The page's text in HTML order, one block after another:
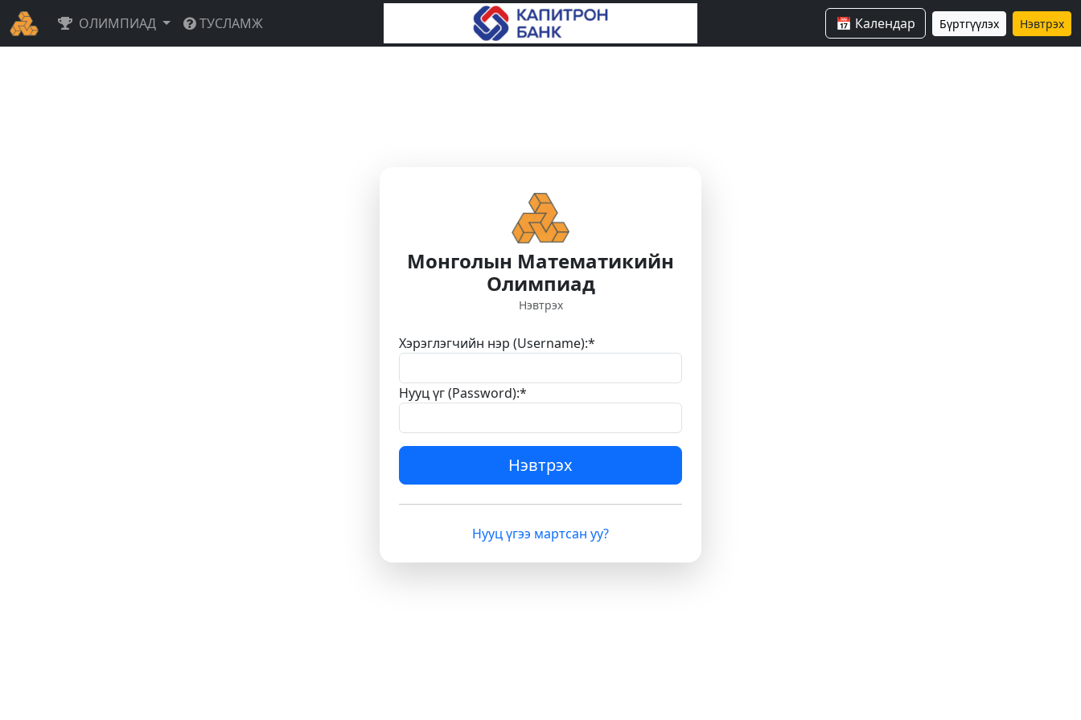
ОЛИМПИАД ТУСЛАМЖ 📅 Календар Бүртгүүлэх Нэвтрэх
Монголын Математикийн
Олимпиад
Нэвтрэх
Хэрэглэгчийн нэр (Username):*
Нууц үг (Password):*
Нэвтрэх
Нууц үгээ мартсан уу?